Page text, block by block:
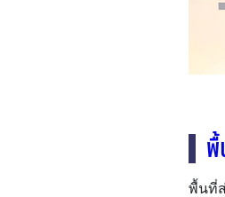
พื้
พื้นที่